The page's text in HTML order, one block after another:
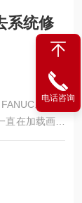
系统修
发那科
在加载画面
发那科启
维修，FAN
发那科触摸
电话咨询